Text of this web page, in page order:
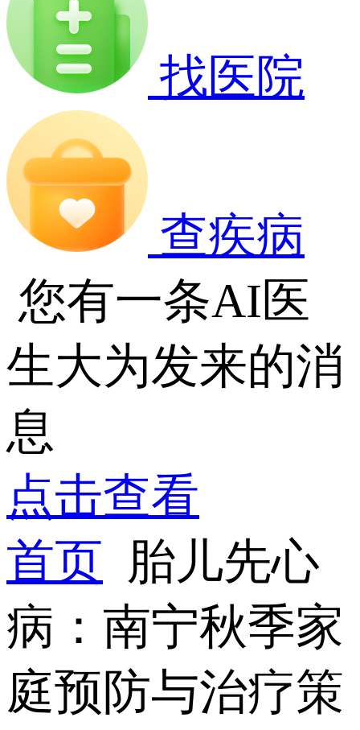
找医院
查疾病
您有一条AI医
生大为发来的消
息
点击查看
首页 胎儿先心
病：南宁秋季家
庭预防与治疗策